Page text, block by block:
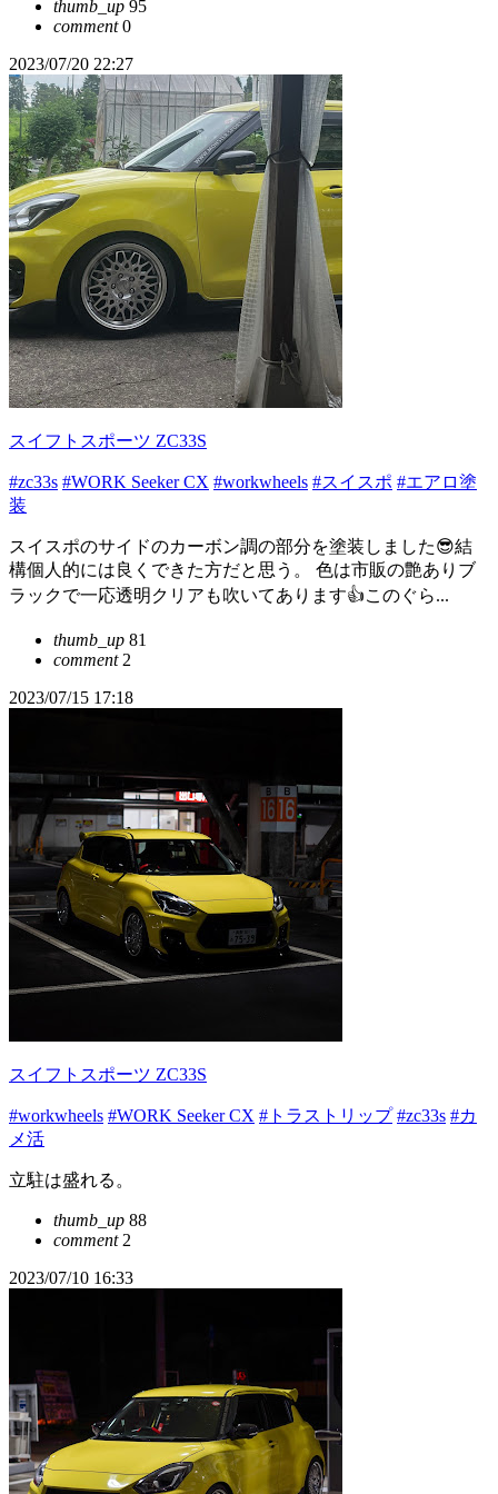
thumb_up 95
comment0
2023/07/20 22:27
スイフトスポーツ ZC33S
#zc33s #WORK Seeker CX #workwheels #スイスポ #エアロ塗
装
スイスポのサイドのカーボン調の部分を塗装しました😎結
構個人的には良くできた方だと思う。 色は市販の艶ありブ
ラックで一応透明クリアも吹いてあります👍このぐら...
thumb_up 81
comment2
2023/07/15 17:18
スイフトスポーツ ZC33S
#workwheels #WORK Seeker CX #トラストリップ #zc33s #カ
メ活
立駐は盛れる。
thumb_up 88
comment2
2023/07/10 16:33